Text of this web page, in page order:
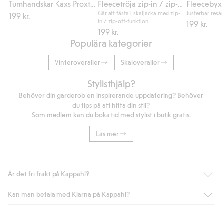
Tumhandskar Kaxs Proxtec
199 kr.
Fleecetröja zip-in / zip-off Kaxs
Går att fästa i skaljacka med zip-
in / zip-off-funktion
199 kr.
Justerbar
199 kr.
Populära kategorier
Vinteroveraller Skaloveraller
Stylisthjälp?
Behöver din garderob en inspirerande uppdatering? Behöver
du tips på att hitta din stil?
Som medlem kan du boka tid med stylist i butik gratis.
Läs mer
Är det fri frakt på Kappahl?
Är du medlem i Kappahl Club har du alltid gratis frakt till butik
Kan man betala med Klarna på Kappahl?